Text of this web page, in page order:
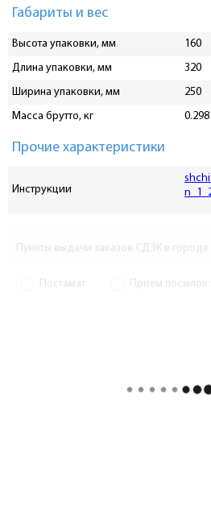
Габариты и вес
Высота упаковки, мм
160
Длина упаковки, мм
320
Ширина упаковки, мм
250
Масса брутто, кг
0.298
Прочие характеристики
Инструкции
Пункты выдачи заказов СДЭК в городе
Постамат Прием посылок